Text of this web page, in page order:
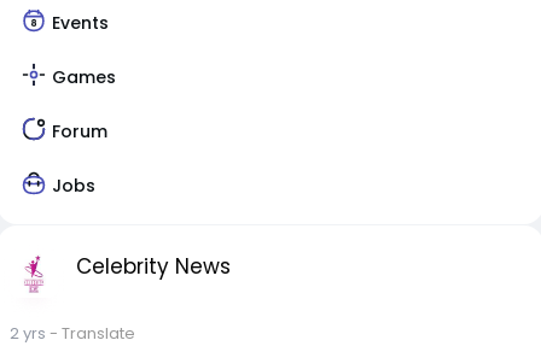
Events
Games
Forum
Jobs
Celebrity News
2 yrs - Translate